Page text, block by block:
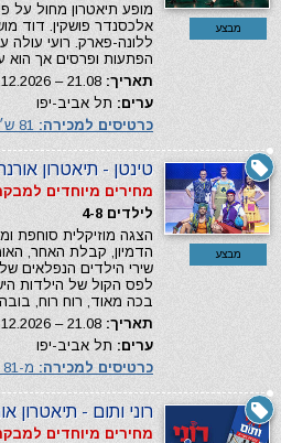
מבצע
מופע תיאטרון מחול על
אלכסנדר פושקין. דוד
ללונה-פארק. רועי עולה
הפתעות ופרסים אך הוא
תאריך:
ערים: תל אביב-יפו
כרטיסים למכירה:
מבצע
טינטן - תיאטרון
מחירים מיוחדים
לילדים 4-8
הצגה מוזיקלית סוחפת
הדמיון, קבלת האחר,
שירי הילדים הנפלאים
לפס הקול של הילדות
בכה מאוד, רוח רוח,
תאריך:
ערים: תל אביב-יפו
כרטיסים למכירה: מ-81 עד 86 ש״ח
רוני ותום - תיאטרון
מחירים מיוחדים